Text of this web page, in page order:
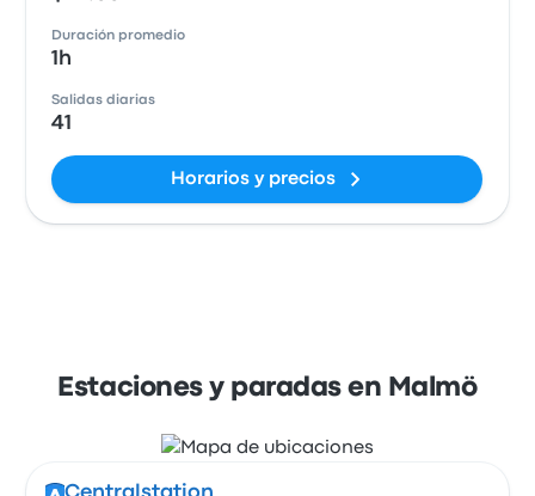
Duración promedio
1h
Salidas diarias
41
Horarios y precios
Estaciones y paradas en Malmö